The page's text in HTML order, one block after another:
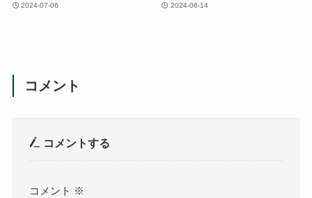
2024-07-06 2024-06-14
コメント
コメントする
コメント ※